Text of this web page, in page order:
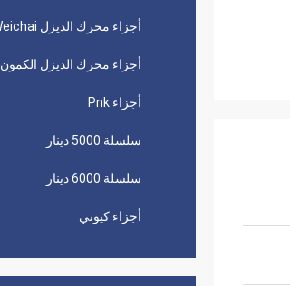
أجزاء محرك الديزل Weichai
أجزاء محرك الديزل الكمون
أجزاء Pnk
سلسلة 5000 دينار
سلسلة 6000 دينار
أجزاء كيوتي